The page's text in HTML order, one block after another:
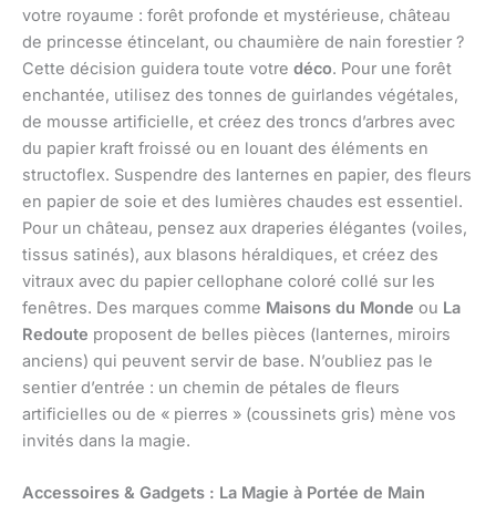
votre royaume : forêt profonde et mystérieuse, château
de princesse étincelant, ou chaumière de nain forestier ?
Cette décision guidera toute votre déco. Pour une forêt
enchantée, utilisez des tonnes de guirlandes végétales,
de mousse artificielle, et créez des troncs d’arbres avec
du papier kraft froissé ou en louant des éléments en
structoflex. Suspendre des lanternes en papier, des fleurs
en papier de soie et des lumières chaudes est essentiel.
Pour un château, pensez aux draperies élégantes (voiles,
tissus satinés), aux blasons héraldiques, et créez des
vitraux avec du papier cellophane coloré collé sur les
fenêtres. Des marques comme Maisons du Monde ou La
Redoute proposent de belles pièces (lanternes, miroirs
anciens) qui peuvent servir de base. N’oubliez pas le
sentier d’entrée : un chemin de pétales de fleurs
artificielles ou de « pierres » (coussinets gris) mène vos
invités dans la magie.
Accessoires & Gadgets : La Magie à Portée de Main